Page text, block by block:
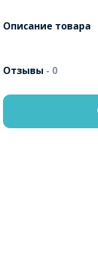
Описание товара
Отзывы - 0